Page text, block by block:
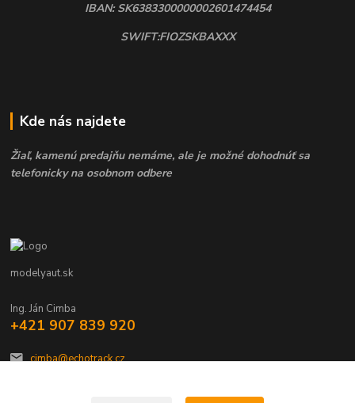
IBAN: SK6383300000002601474454
SWIFT:FIOZSKBAXXX
Kde nás najdete
Žiaľ, kamenú predajňu nemáme, ale je možné dohodnúť sa
telefonicky na osobnom odbere
modelyaut.sk
Ing. Ján Cimba
+421 907 839 920
cimba@echotrack.cz